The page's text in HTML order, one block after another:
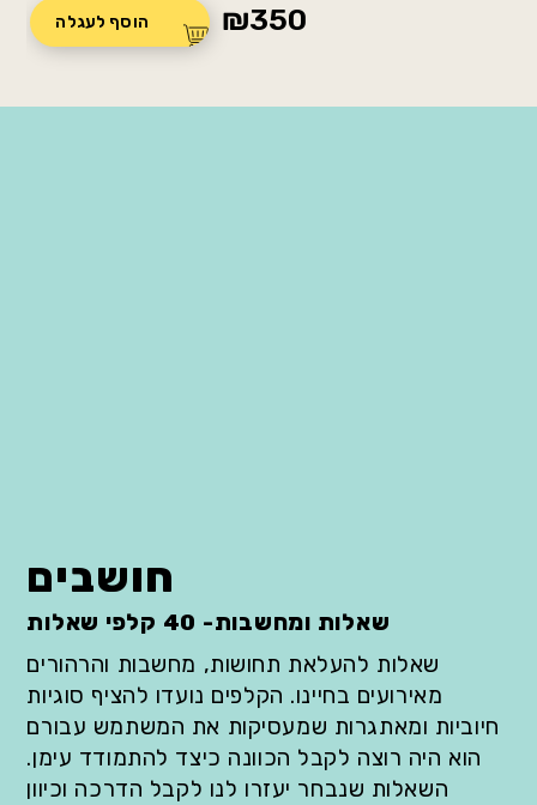
הוסף לעגלה ₪350
חושבים
שאלות ומחשבות- 40 קלפי שאלות
שאלות להעלאת תחושות, מחשבות והרהורים
מאירועים בחיינו. הקלפים נועדו להציף סוגיות
חיוביות ומאתגרות שמעסיקות את המשתמש עבורם
הוא היה רוצה לקבל הכוונה כיצד להתמודד עימן.
השאלות שנבחר יעזרו לנו לקבל הדרכה וכיוון